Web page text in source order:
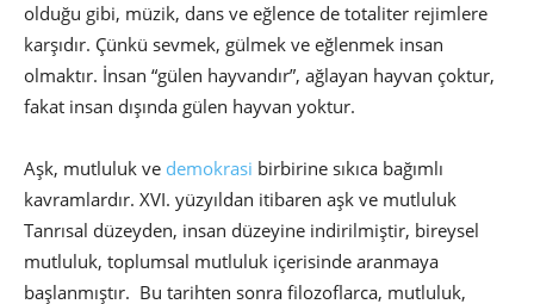
olduğu gibi, müzik, dans ve eğlence de totaliter rejimlere
karşıdır. Çünkü sevmek, gülmek ve eğlenmek insan
olmaktır. İnsan “gülen hayvandır”, ağlayan hayvan çoktur,
fakat insan dışında gülen hayvan yoktur.
Aşk, mutluluk ve demokrasi birbirine sıkıca bağımlı
kavramlardır. XVI. yüzyıldan itibaren aşk ve mutluluk
Tanrısal düzeyden, insan düzeyine indirilmiştir, bireysel
mutluluk, toplumsal mutluluk içerisinde aranmaya
başlanmıştır. Bu tarihten sonra filozoflarca, mutluluk,